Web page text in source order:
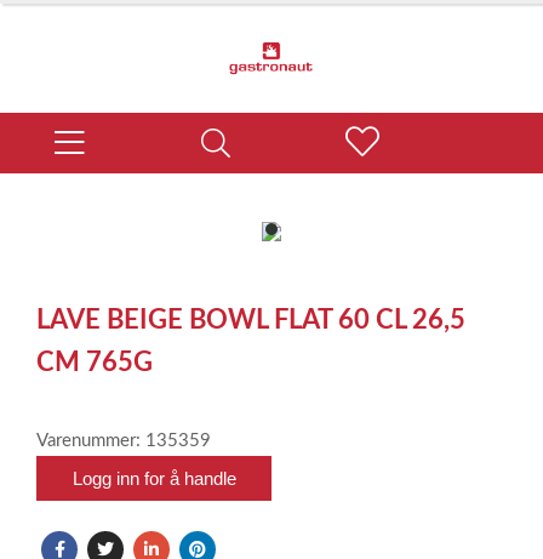
item
of
1
LAVE BEIGE BOWL FLAT 60 CL 26,5
CM 765G
Varenummer: 135359
Logg inn for å handle